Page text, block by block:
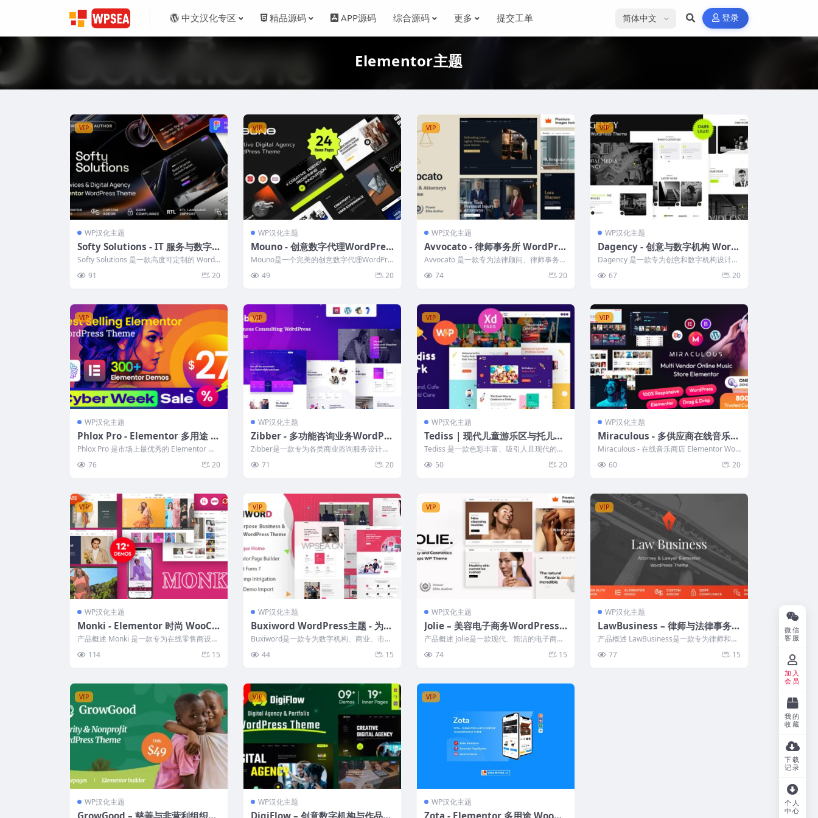
中文汉化专区 精品源码 APP源码 综合源码 更多 提交工单 选择语言 登录
Elementor主题
VIP
WP汉化主题
Softy Solutions - IT 服务与数字
代理商 WordPress 主题
Softy Solutions 是一款高度可定制的 WordP
91 20
VIP
WP汉化主题
Mouno - 创意数字代理WordPres
s主题
Mouno是一个完美的创意数字代理WordPre
49 20
VIP
WP汉化主题
Avvocato - 律师事务所 WordPre
ss 主题_功能强大
Avvocato 是一款专为法律顾问、律师事务
74 20
VIP
WP汉化主题
Dagency - 创意与数字机构 Word
Press 主题
Dagency 是一款专为创意和数字机构设计的
67 20
VIP
WP汉化主题
Phlox Pro - Elementor 多用途 W
ordPress 主题
Phlox Pro 是市场上最优秀的 Elementor 多
76 20
VIP
WP汉化主题
Zibber - 多功能咨询业务WordPre
ss主题
Zibber是一款专为各类商业咨询服务设计的
71 20
VIP
WP汉化主题
Tediss | 现代儿童游乐区与托儿所
WordPress主题
Tediss 是一款色彩丰富、吸引人且现代的多
50 20
VIP
WP汉化主题
Miraculous - 多供应商在线音乐商
店 Elementor WordPress 主题
Miraculous - 在线音乐商店 Elementor Wor
60 20
VIP
WP汉化主题
Monki - Elementor 时尚 WooCo
mmerce WordPress 主题，轻松
产品概述 Monki 是一款专为在线零售商设计
114 15
VIP
WP汉化主题
Buxiword WordPress主题 - 为数
字机构和企业提供完美解决方案
Buxiword是一款专为数字机构、商业、市场
44 15
VIP
WP汉化主题
Jolie – 美容电子商务WordPress
主题（中文汉化版）
产品概述 Jolie是一款现代、简洁的电子商务
74 15
VIP
WP汉化主题
LawBusiness – 律师与法律事务所
WordPress主题（中文汉化版）
产品概述 LawBusiness是一款专为律师和法
77 15
VIP
WP汉化主题
GrowGood – 慈善与非营利组织W
VIP
WP汉化主题
DigiFlow – 创意数字机构与作品展
VIP
WP汉化主题
Zota - Elementor 多用途 WooCo
微信
客服
加入
会员
我的
收藏
下载
记录
个人
中心